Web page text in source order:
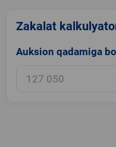
Zakalat
Auksion qadamiga